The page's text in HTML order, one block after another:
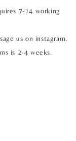
7-14 working
us on instagram.
is 2-4 weeks.